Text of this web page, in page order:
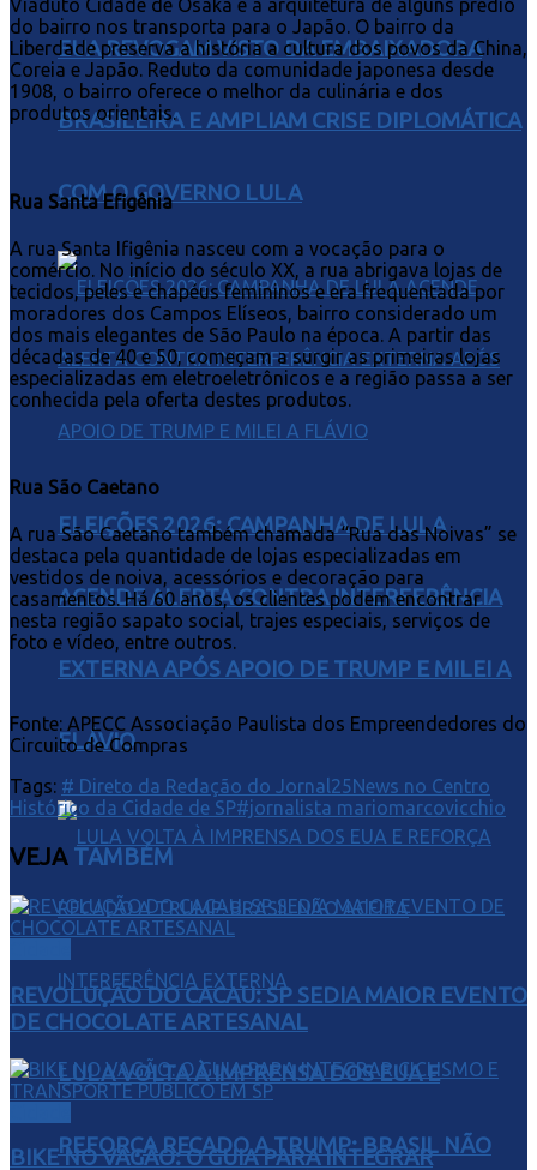
EUA REVOGAM VISTO DA EMBAIXADORA
BRASILEIRA E AMPLIAM CRISE DIPLOMÁTICA
COM O GOVERNO LULA
ELEIÇÕES 2026: CAMPANHA DE LULA
ACENDE ALERTA CONTRA INTERFERÊNCIA
EXTERNA APÓS APOIO DE TRUMP E MILEI A
FLÁVIO
LULA VOLTA À IMPRENSA DOS EUA E
REFORÇA RECADO A TRUMP: BRASIL NÃO
Viaduto Cidade de Osaka e a arquitetura de alguns prédio
do bairro nos transporta para o Japão. O bairro da
Liberdade preserva a história a cultura dos povos da China,
Coreia e Japão. Reduto da comunidade japonesa desde
1908, o bairro oferece o melhor da culinária e dos
produtos orientais.
Rua Santa Efigênia
A rua Santa Ifigênia nasceu com a vocação para o
comércio. No início do século XX, a rua abrigava lojas de
tecidos, peles e chapéus femininos e era frequentada por
moradores dos Campos Elíseos, bairro considerado um
dos mais elegantes de São Paulo na época. A partir das
décadas de 40 e 50, começam a surgir as primeiras lojas
especializadas em eletroeletrônicos e a região passa a ser
conhecida pela oferta destes produtos.
Rua São Caetano
A rua São Caetano também chamada “Rua das Noivas” se
destaca pela quantidade de lojas especializadas em
vestidos de noiva, acessórios e decoração para
casamentos. Há 60 anos, os clientes podem encontrar
nesta região sapato social, trajes especiais, serviços de
foto e vídeo, entre outros.
Fonte: APECC Associação Paulista dos Empreendedores do
Circuito de Compras
Tags: # Direto da Redação do Jornal25News no Centro
Histórico da Cidade de SP#jornalista mariomarcovicchio
VEJATAMBÉM
REVOLUÇÃO DO CACAU: SP SEDIA MAIOR EVENTO
DE CHOCOLATE ARTESANAL
BIKE NO VAGÃO: O GUIA PARA INTEGRAR